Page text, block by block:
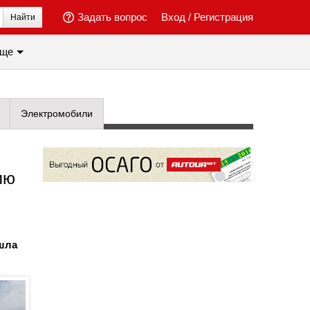
Вход / Регистрация
Задать вопрос
Найти
Электромобили